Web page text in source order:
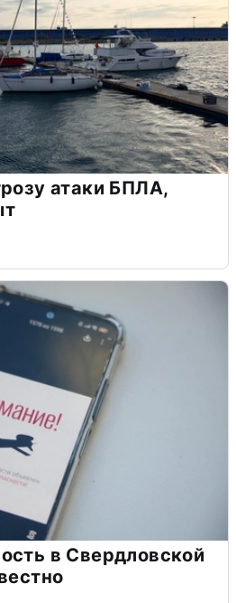
атаки БПЛА,
в Свердловской